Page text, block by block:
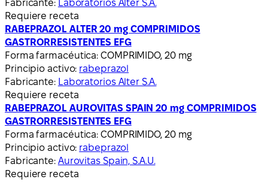
Fabricante: Laboratorios Alter S.A.
Requiere receta
RABEPRAZOL ALTER 20 mg COMPRIMIDOS
GASTRORRESISTENTES EFG
Forma farmacéutica: COMPRIMIDO, 20 mg
Principio activo: rabeprazol
Fabricante: Laboratorios Alter S.A.
Requiere receta
RABEPRAZOL AUROVITAS SPAIN 20 mg COMPRIMIDOS
GASTRORRESISTENTES EFG
Forma farmacéutica: COMPRIMIDO, 20 mg
Principio activo: rabeprazol
Fabricante: Aurovitas Spain, S.A.U.
Requiere receta